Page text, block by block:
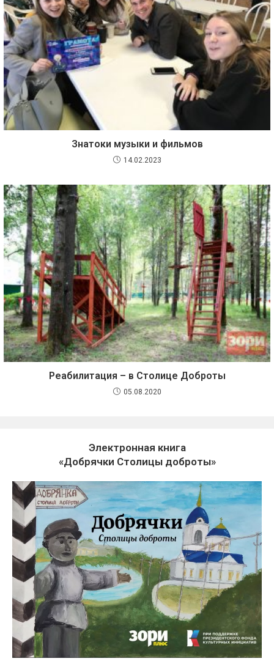
Знатоки музыки и фильмов
14.02.2023
Реабилитация – в Столице Доброты
05.08.2020
Электронная книга
«Добрячки Столицы доброты»